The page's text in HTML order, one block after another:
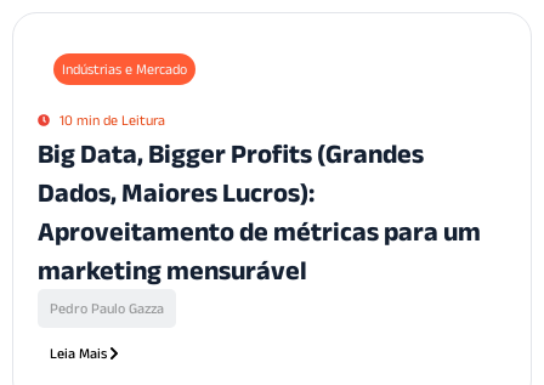
Indústrias e Mercado
10 min de Leitura
Big Data, Bigger Profits (Grandes
Dados, Maiores Lucros):
Aproveitamento de métricas para um
marketing mensurável
Pedro Paulo Gazza
Leia Mais